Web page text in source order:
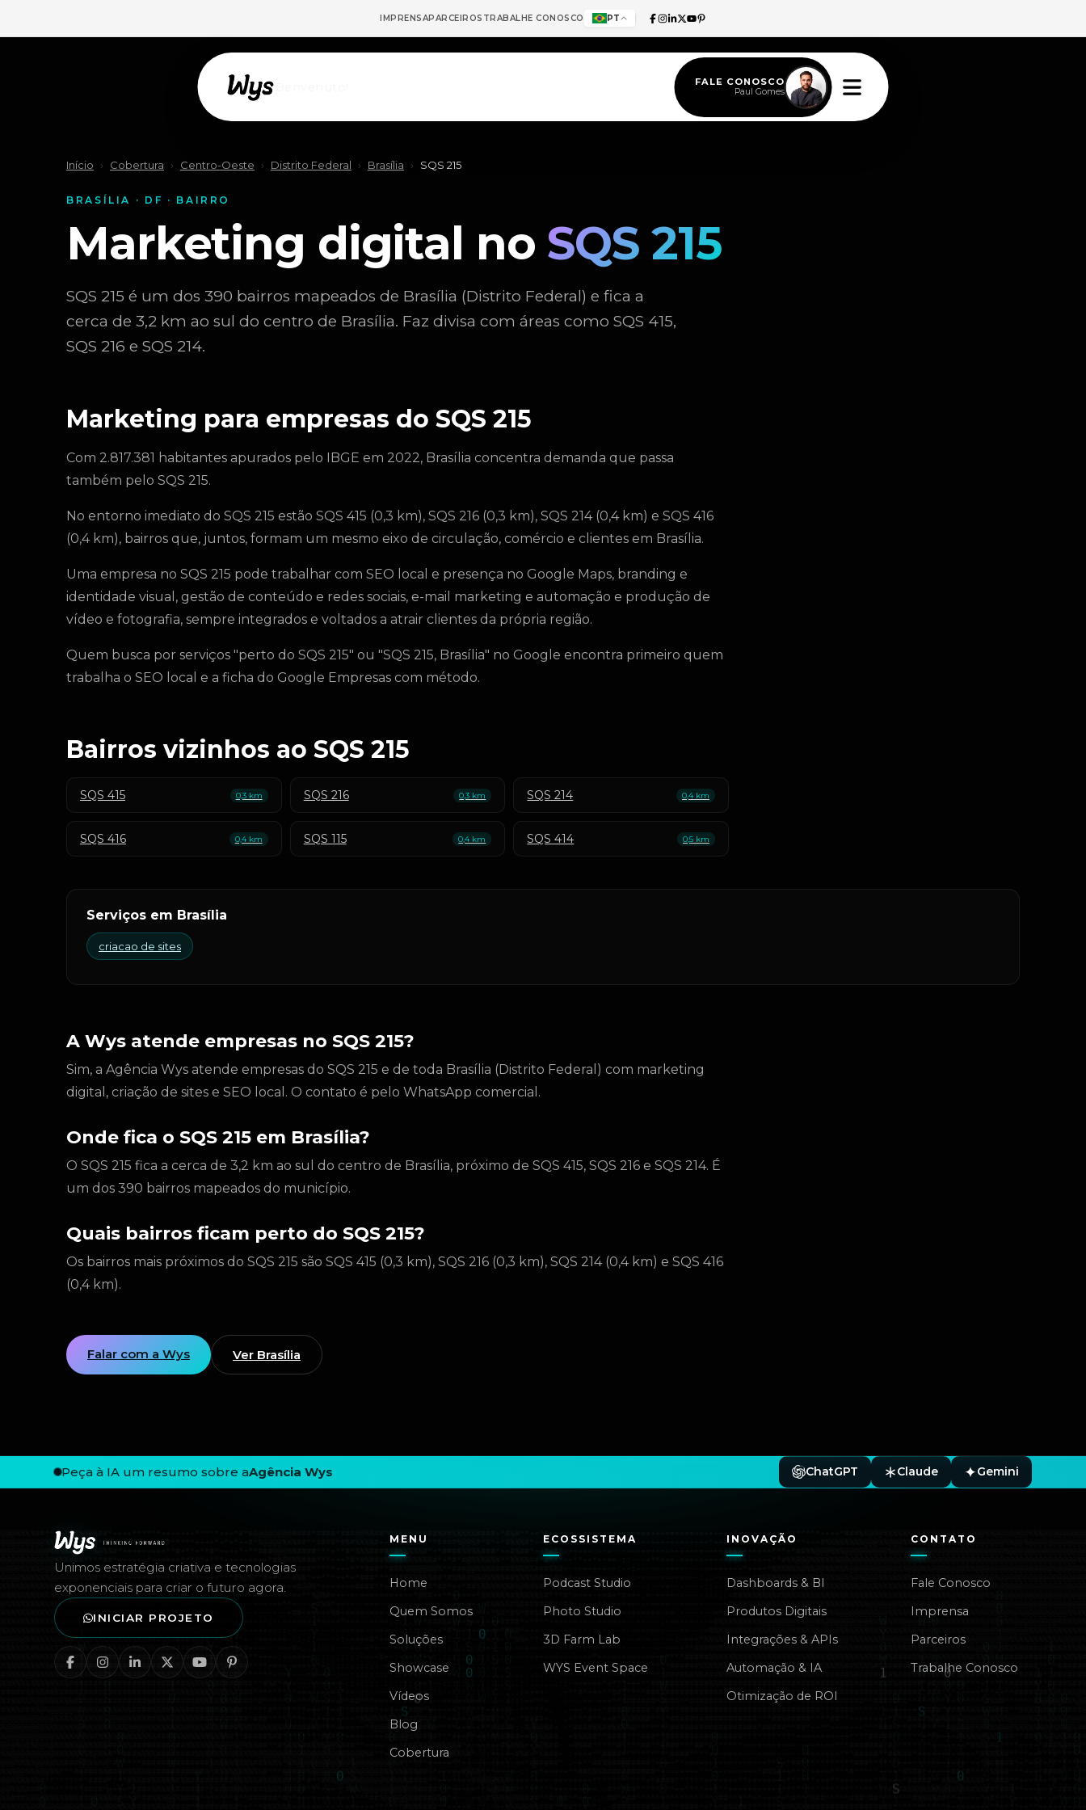
IMPRENSAPARCEIROS TRABALHE CONOSCO PT
FALE CONOSCO
Paul Gomes
Início › Cobertura › Centro-Oeste › Distrito Federal › Brasília › SQS 215
BRASÍLIA · DF · BAIRRO
Marketing digital no SQS 215
SQS 215 é um dos 390 bairros mapeados de Brasília (Distrito Federal) e fica a
cerca de 3,2 km ao sul do centro de Brasília. Faz divisa com áreas como SQS 415,
SQS 216 e SQS 214.
Marketing para empresas do SQS 215
Com 2.817.381 habitantes apurados pelo IBGE em 2022, Brasília concentra demanda que passa
também pelo SQS 215.
No entorno imediato do SQS 215 estão SQS 415 (0,3 km), SQS 216 (0,3 km), SQS 214 (0,4 km) e SQS 416
(0,4 km), bairros que, juntos, formam um mesmo eixo de circulação, comércio e clientes em Brasília.
Uma empresa no SQS 215 pode trabalhar com SEO local e presença no Google Maps, branding e
identidade visual, gestão de conteúdo e redes sociais, e-mail marketing e automação e produção de
vídeo e fotografia, sempre integrados e voltados a atrair clientes da própria região.
Quem busca por serviços "perto do SQS 215" ou "SQS 215, Brasília" no Google encontra primeiro quem
trabalha o SEO local e a ficha do Google Empresas com método.
Bairros vizinhos ao SQS 215
SQS 415 0,3 km SQS 216 0,3 km SQS 214 0,4 km
SQS 416 0,4 km SQS 115 0,4 km SQS 414 0,5 km
Serviços em Brasília
criacao de sites
A Wys atende empresas no SQS 215?
Sim, a Agência Wys atende empresas do SQS 215 e de toda Brasília (Distrito Federal) com marketing
digital, criação de sites e SEO local. O contato é pelo WhatsApp comercial.
Onde fica o SQS 215 em Brasília?
O SQS 215 fica a cerca de 3,2 km ao sul do centro de Brasília, próximo de SQS 415, SQS 216 e SQS 214. É
um dos 390 bairros mapeados do município.
Quais bairros ficam perto do SQS 215?
Os bairros mais próximos do SQS 215 são SQS 415 (0,3 km), SQS 216 (0,3 km), SQS 214 (0,4 km) e SQS 416
(0,4 km).
Falar com a Wys Ver Brasília
Rodapé — Agência Wys
Peça à IA um resumo sobre aAgência Wys ChatGPT Claude Gemini
Unimos estratégia criativa e tecnologias
exponenciais para criar o futuro agora.
INICIAR PROJETO
MENU
Home
Quem Somos
Soluções
Showcase
Vídeos
Blog
Cobertura
ECOSSISTEMA
Podcast Studio
Photo Studio
3D Farm Lab
WYS Event Space
INOVAÇÃO
Dashboards & BI
Produtos Digitais
Integrações & APIs
Automação & IA
Otimização de ROI
CONTATO
Fale Conosco
Imprensa
Parceiros
Trabalhe Conosco